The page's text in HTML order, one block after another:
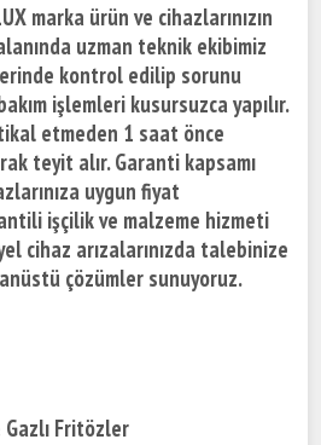
marka ürün ve cihazlarınızın
uzman teknik ekibimiz
kontrol edilip sorunu
işlemleri kusursuzca yapılır.
etmeden 1 saat önce
teyit alır. Garanti kapsamı
uygun fiyat
işçilik ve malzeme hizmeti
cihaz arızalarınızda talebinize
çözümler sunuyoruz.
Fritözler